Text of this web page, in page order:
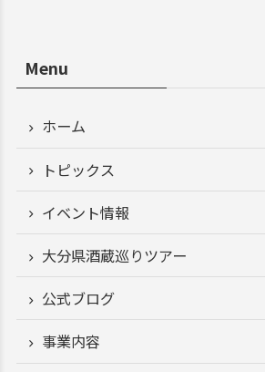
Menu
ホーム
トピックス
イベント情報
大分県酒蔵巡りツアー
公式ブログ
事業内容